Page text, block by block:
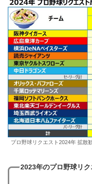
プロ野球リクエスト2024年 拡散
2023年のプロ野球リク